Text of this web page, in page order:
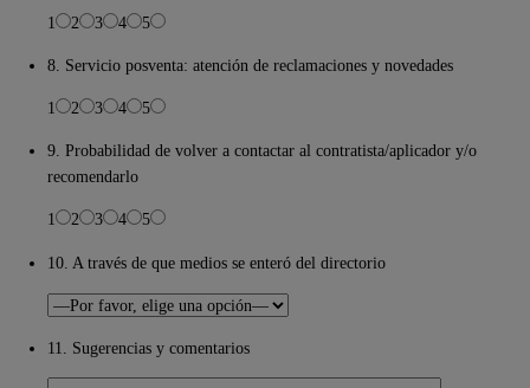
1 2 3 4 5
8. Servicio posventa: atención de reclamaciones y novedades
1 2 3 4 5
9. Probabilidad de volver a contactar al contratista/aplicador y/o
recomendarlo
1 2 3 4 5
10. A través de que medios se enteró del directorio
11. Sugerencias y comentarios